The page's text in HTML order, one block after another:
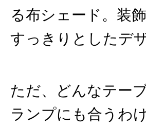
る布シェード。装
すっきりとしたデ
ただ、どんなテー
ランプにも合うわ